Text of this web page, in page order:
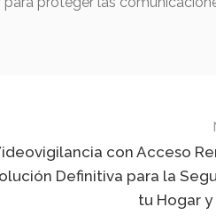
con Acceso
Definitiva para la
tu Hogar